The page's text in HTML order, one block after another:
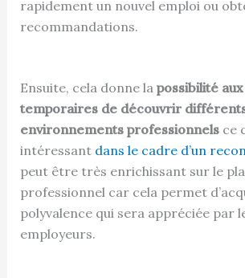
rapidement un nouvel emploi ou
recommandations.
Ensuite, cela donne la possibilité
temporaires de découvrir
environnements professionnelsce
intéressant dans le cadre d’un
peut être très enrichissant sur le
professionnel car cela permet
polyvalence qui sera appréciée par
employeurs.